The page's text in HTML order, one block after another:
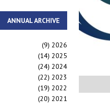
ANNUAL ARCHIVE
2026
(9)
2025
(14)
2024
(24)
2023
(22)
2022
(19)
2021
(20)